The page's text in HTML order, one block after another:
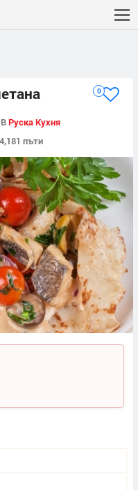
0
ВРуска Кухня
пъти